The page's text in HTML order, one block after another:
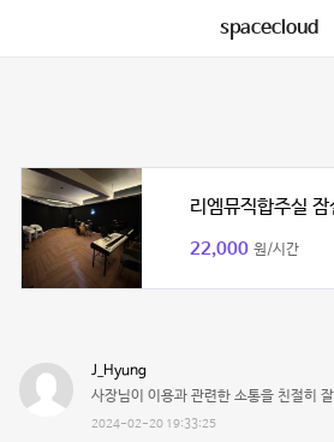
spacecloud
리엠뮤직합주실 잠
22,000 원/시간
J_Hyung
사장님이 이용과 관련한 소통을 친절히
2024-02-20 19:33:25